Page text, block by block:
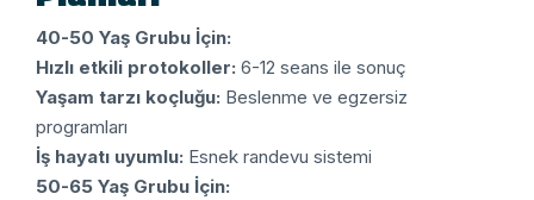
40-50 Yaş Grubu İçin:
Hızlı etkili protokoller: 6-12 seans ile sonuç
Yaşam tarzı koçluğu: Beslenme ve egzersiz
programları
İş hayatı uyumlu: Esnek randevu sistemi
50-65 Yaş Grubu İçin: